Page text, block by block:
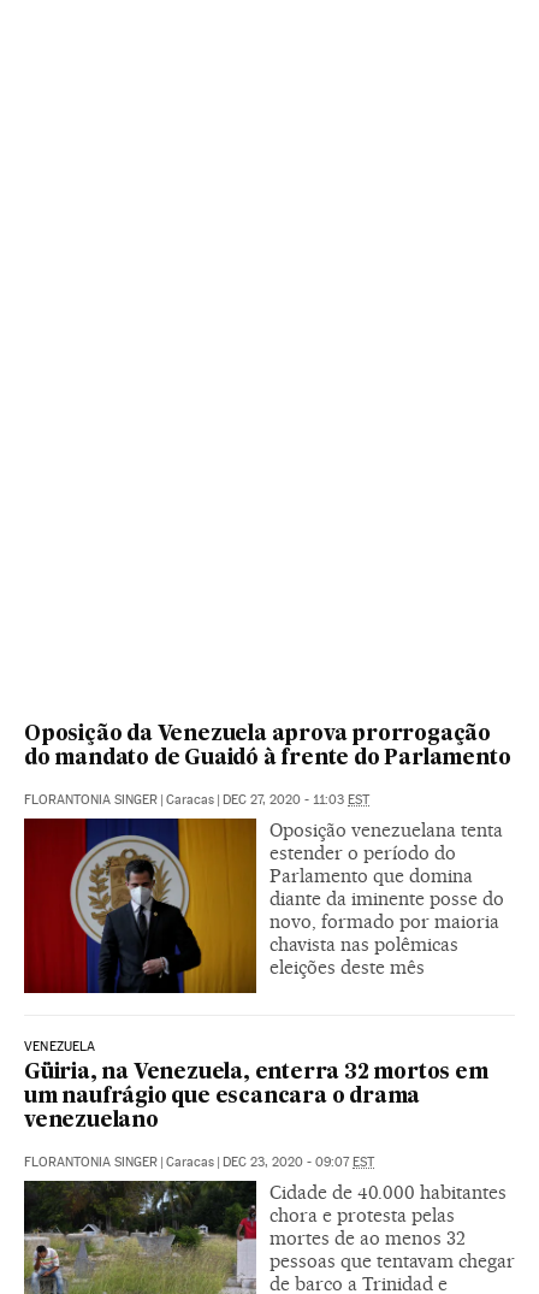
Oposição da Venezuela aprova prorrogação
do mandato de Guaidó à frente do Parlamento
FLORANTONIA SINGER | Caracas | DEC 27, 2020 - 11:03 EST
Oposição venezuelana tenta
estender o período do
Parlamento que domina
diante da iminente posse do
novo, formado por maioria
chavista nas polêmicas
eleições deste mês
VENEZUELA
Güiria, na Venezuela, enterra 32 mortos em
um naufrágio que escancara o drama
venezuelano
FLORANTONIA SINGER | Caracas | DEC 23, 2020 - 09:07EST
Cidade de 40.000 habitantes
chora e protesta pelas
mortes de ao menos 32
pessoas que tentavam chegar
de barco a Trinidad e